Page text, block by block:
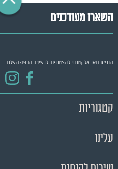
השארו מעודכנים
הכניסו דואר אלקטרוני להצטרפות לרשימת התפוצה שלנו
קטגוריות
עלינו